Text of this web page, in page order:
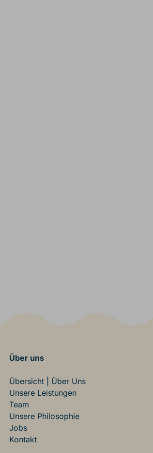
Über uns
Übersicht | Über Uns
Unsere Leistungen
Team
Unsere Philosophie
Jobs
Kontakt